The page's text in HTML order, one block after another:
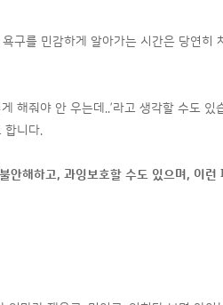
구를 민감하게 알아가는 시간은 당연히
해줘야 안 우는데..’라고 생각할 수도
합니다.
안해하고, 과잉보호할 수도 있으며 , 이런